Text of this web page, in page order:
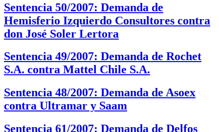
Sentencia 50/2007: Demanda de
Hemisferio Izquierdo Consultores contra
don José Soler Lertora
Sentencia 49/2007: Demanda de Rochet
S.A. contra Mattel Chile S.A.
Sentencia 48/2007: Demanda de Asoex
contra Ultramar y Saam
Sentencia 61/2007: Demanda de Delfos